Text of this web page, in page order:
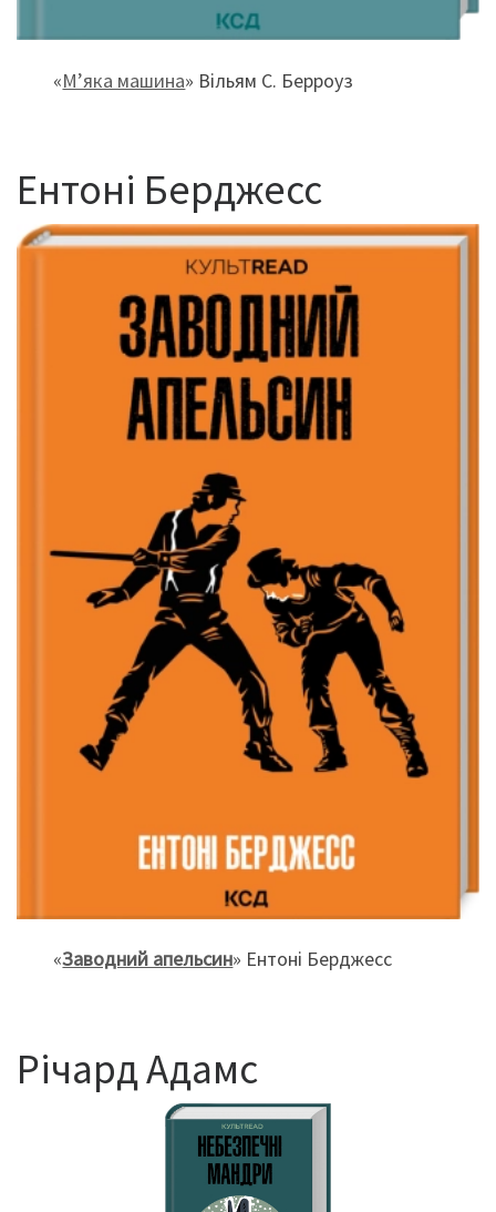
«М’яка машина» Вільям С. Берроуз
Ентоні Берджесс
«Заводний апельсин» Ентоні Берджесс
Річард Адамс